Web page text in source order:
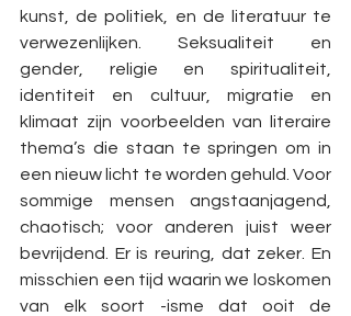
kunst, de politiek, en de literatuur te
verwezenlijken. Seksualiteit en
gender, religie en spiritualiteit,
identiteit en cultuur, migratie en
klimaat zijn voorbeelden van literaire
thema’s die staan te springen om in
een nieuw licht te worden gehuld. Voor
sommige mensen angstaanjagend,
chaotisch; voor anderen juist weer
bevrijdend. Er is reuring, dat zeker. En
misschien een tijd waarin we loskomen
van elk soort -isme dat ooit de